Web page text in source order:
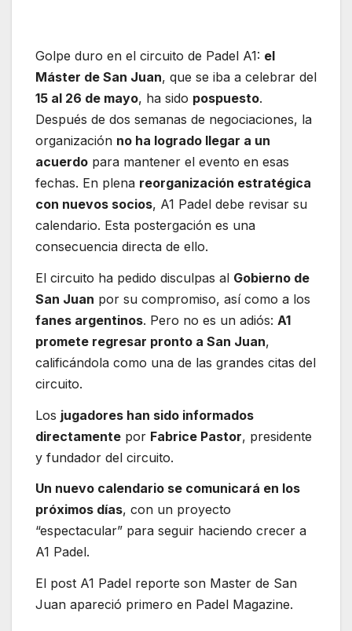
Golpe duro en el circuito de Padel A1: el
Máster de San Juan, que se iba a celebrar del
15 al 26 de mayo, ha sido pospuesto.
Después de dos semanas de negociaciones, la
organización no ha logrado llegar a un
acuerdo para mantener el evento en esas
fechas. En plena reorganización estratégica
con nuevos socios, A1 Padel debe revisar su
calendario. Esta postergación es una
consecuencia directa de ello.
El circuito ha pedido disculpas al Gobierno de
San Juan por su compromiso, así como a los
fanes argentinos. Pero no es un adiós: A1
promete regresar pronto a San Juan,
calificándola como una de las grandes citas del
circuito.
Los jugadores han sido informados
directamente por Fabrice Pastor, presidente
y fundador del circuito.
Un nuevo calendario se comunicará en los
próximos días, con un proyecto
“espectacular” para seguir haciendo crecer a
A1 Padel.
El post A1 Padel reporte son Master de San
Juan apareció primero en Padel Magazine.